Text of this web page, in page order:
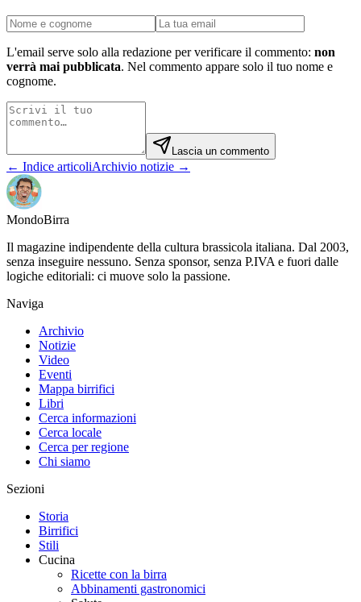
L'email serve solo alla redazione per verificare il commento: non
verrà mai pubblicata. Nel commento appare solo il tuo nome e
cognome.
Lascia un commento
← Indice articoliArchivio notizie →
MondoBirra
Il magazine indipendente della cultura brassicola italiana. Dal 2003,
senza inseguire nessuno. Senza sponsor, senza P.IVA e fuori dalle
logiche editoriali: ci muove solo la passione.
Naviga
Archivio
Notizie
Video
Eventi
Mappa birrifici
Libri
Cerca informazioni
Cerca locale
Cerca per regione
Chi siamo
Sezioni
Storia
Birrifici
Stili
Cucina
Ricette con la birra
Abbinamenti gastronomici